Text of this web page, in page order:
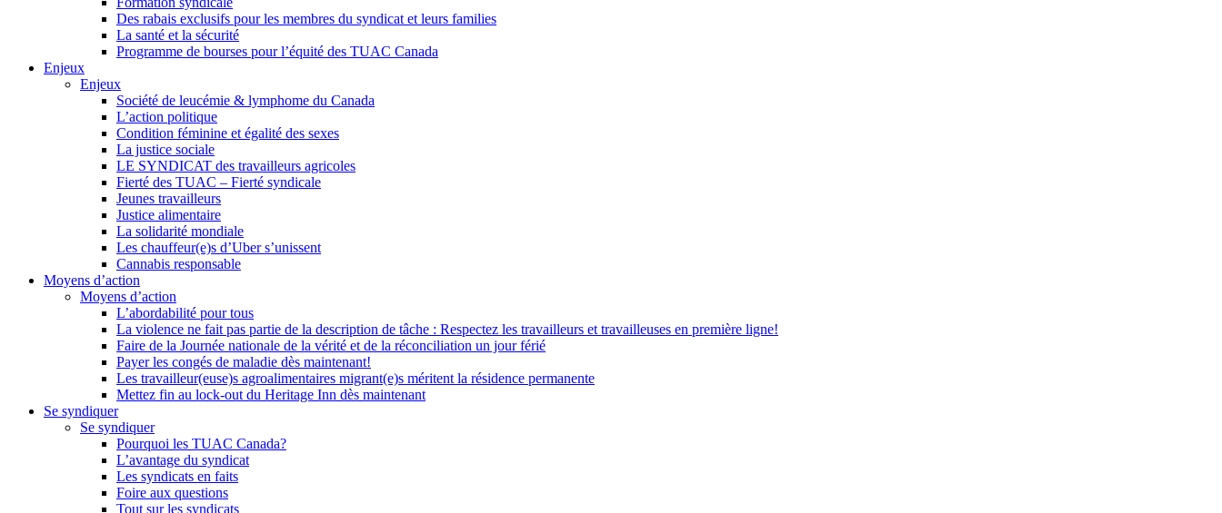
Des rabais exclusifs pour les membres du syndicat et leurs families
La santé et la sécurité
Programme de bourses pour l’équité des TUAC Canada
Enjeux
Enjeux
Société de leucémie & lymphome du Canada
L’action politique
Condition féminine et égalité des sexes
La justice sociale
LE SYNDICAT des travailleurs agricoles
Fierté des TUAC – Fierté syndicale
Jeunes travailleurs
Justice alimentaire
La solidarité mondiale
Les chauffeur(e)s d’Uber s’unissent
Cannabis responsable
Moyens d’action
Moyens d’action
L’abordabilité pour tous
La violence ne fait pas partie de la description de tâche : Respectez les travailleurs et travailleuses en première ligne!
Faire de la Journée nationale de la vérité et de la réconciliation un jour férié
Payer les congés de maladie dès maintenant!
Les travailleur(euse)s agroalimentaires migrant(e)s méritent la résidence permanente
Mettez fin au lock-out du Heritage Inn dès maintenant
Se syndiquer
Se syndiquer
Pourquoi les TUAC Canada?
L’avantage du syndicat
Les syndicats en faits
Foire aux questions
Tout sur les syndicats